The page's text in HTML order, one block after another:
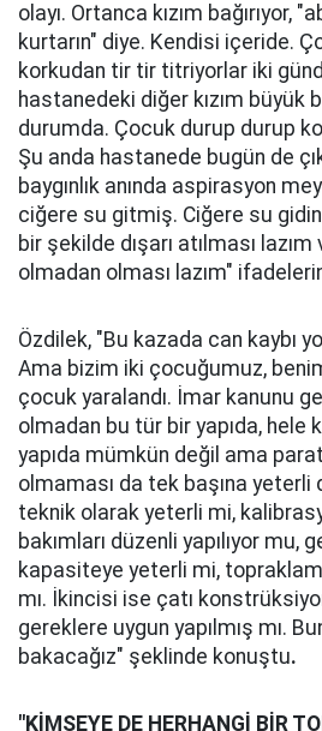
olayı. Ortanca kızım bağırıyor,
kurtarın" diye. Kendisi içeride.
korkudan tir tir titriyorlar iki
hastanedeki diğer kızım
durumda. Çocuk durup durup
Şu anda hastanede bugün de
baygınlık anında aspirasyon
ciğere su gitmiş. Ciğere su
bir şekilde dışarı atılması
olmadan olması lazım"
Özdilek, "Bu kazada can kaybı
Ama bizim iki çocuğumuz,
çocuk yaralandı. İmar kanunu
olmadan bu tür bir yapıda, hele
yapıda mümkün değil ama
olmaması da tek başına yeterli
teknik olarak yeterli mi,
bakımları düzenli yapılıyor mu,
kapasiteye yeterli mi,
mı. İkincisi ise çatı
gereklere uygun yapılmış mı.
bakacağız" şeklinde konuştu.
"KİMSEYE DE HERHANGİ BİR